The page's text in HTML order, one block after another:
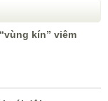
kín” viêm